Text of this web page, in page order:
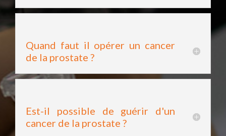
Quand faut il opérer un cancer
de la prostate ?
Est-il possible de guérir d'un
cancer de la prostate ?